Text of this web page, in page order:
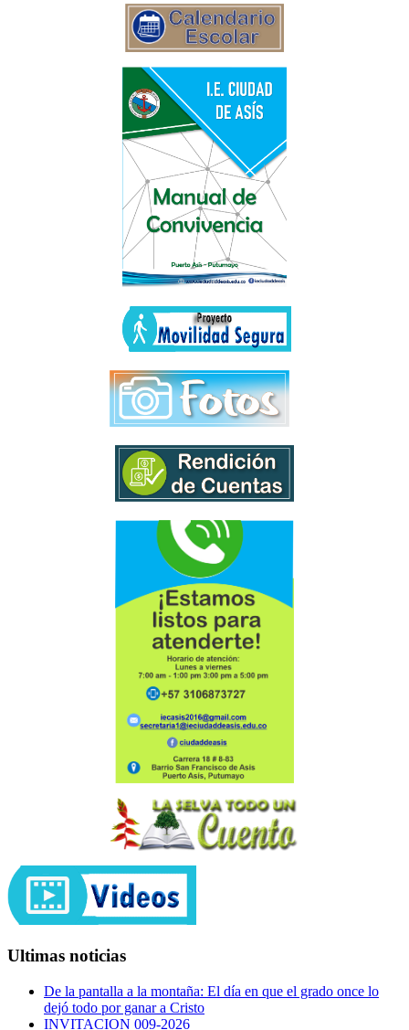
Ultimas noticias
De la pantalla a la montaña: El día en que el grado once lo
dejó todo por ganar a Cristo
INVITACION 009-2026